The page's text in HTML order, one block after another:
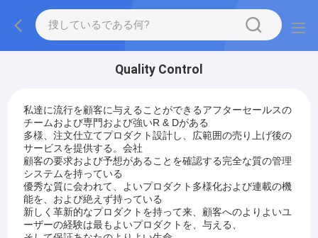
Quality Control
私達に流行を顧客に与えることができるアフターセールスの
チームおよび専門および強いR & Dがある
多様、注文仕立てプロダクト設計し、広範囲の売り上げ後の
サービスを提供する。会社
顧客の要求および予想があることを確認する完全な質の管理
システムを持っている
優秀な質に会われて、よいプロダクト多様化および連載の機
能を、および絶えず持っている
新しく革新的なプロダクトを持って来、顧客へのよりよいユ
ーザーの経験は最もよいプロダクトを、与える、